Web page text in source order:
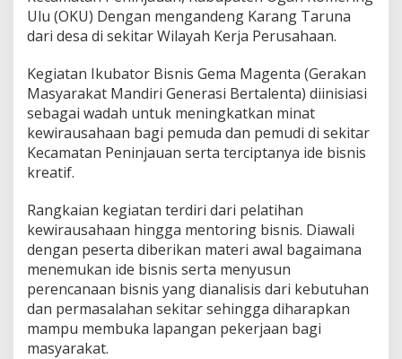
Ulu (OKU) Dengan mengandeng Karang Taruna
dari desa di sekitar Wilayah Kerja Perusahaan.
Kegiatan Ikubator Bisnis Gema Magenta (Gerakan
Masyarakat Mandiri Generasi Bertalenta) diinisiasi
sebagai wadah untuk meningkatkan minat
kewirausahaan bagi pemuda dan pemudi di sekitar
Kecamatan Peninjauan serta terciptanya ide bisnis
kreatif.
Rangkaian kegiatan terdiri dari pelatihan
kewirausahaan hingga mentoring bisnis. Diawali
dengan peserta diberikan materi awal bagaimana
menemukan ide bisnis serta menyusun
perencanaan bisnis yang dianalisis dari kebutuhan
dan permasalahan sekitar sehingga diharapkan
mampu membuka lapangan pekerjaan bagi
masyarakat.